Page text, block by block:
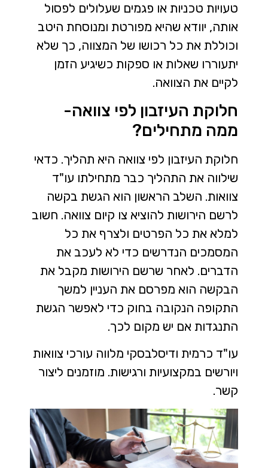
טעויות טכניות או פגמים שעלולים לפסול
אותה, יוודא שהיא מפורטת ומנוסחת היטב
וכוללת את כל רכושו של המצווה, כך שלא
יתעוררו שאלות או ספקות כשיגיע הזמן
לקיים את הצוואה.
חלוקת העיזבון לפי צוואה-
ממה מתחילים?
חלוקת העיזבון לפי צוואה היא תהליך. כדאי
שילווה את התהליך כבר מתחילתו עו"ד
צוואות. השלב הראשון הוא הגשת בקשה
לרשם הירושות להוציא צו קיום צוואה. חשוב
למלא את כל הפרטים ולצרף את כל
המסמכים הנדרשים כדי לא לעכב את
הדברים. לאחר שרשם הירושות מקבל את
הבקשה הוא מפרסם את העניין למשך
התקופה הנקובה בחוק כדי לאפשר הגשת
התנגדות אם יש מקום לכך.
עו"ד כרמית ודיסלבסקי מלווה עורכי צוואות
ויורשים במקצועיות ורגישות. מוזמנים ליצור
קשר.